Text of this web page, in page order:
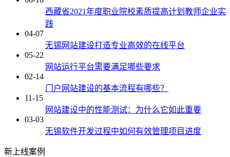
西藏省2021年度职业院校素质提高计划教师企业实
践
04-07
无锡网站建设打造专业高效的在线平台
05-22
网站运行平台需要满足哪些要求
02-14
门户网站建设的基本流程有哪些？
11-15
网站建设中的性能测试：为什么它如此重要
03-03
无锡软件开发过程中如何有效管理项目进度
新上线案例